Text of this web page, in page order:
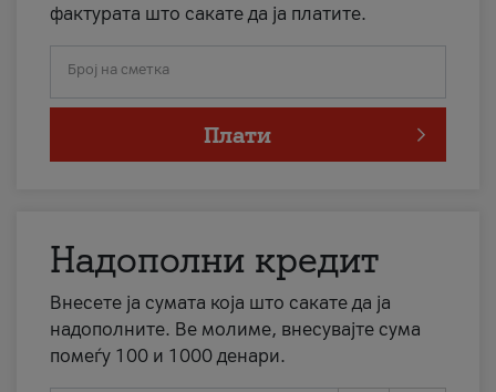
фактурата што сакате да ја платите.
Број на сметка
Плати
Надополни кредит
Внесете ја сумата која што сакате да ја
надополните. Ве молиме, внесувајте сума
помеѓу 100 и 1000 денари.